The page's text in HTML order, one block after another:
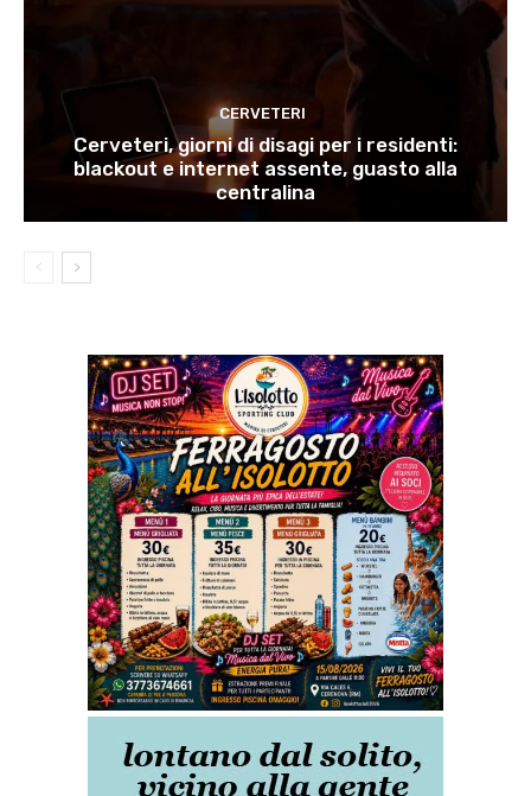
CERVETERI
Cerveteri, giorni di disagi per i residenti:
blackout e internet assente, guasto alla
centralina